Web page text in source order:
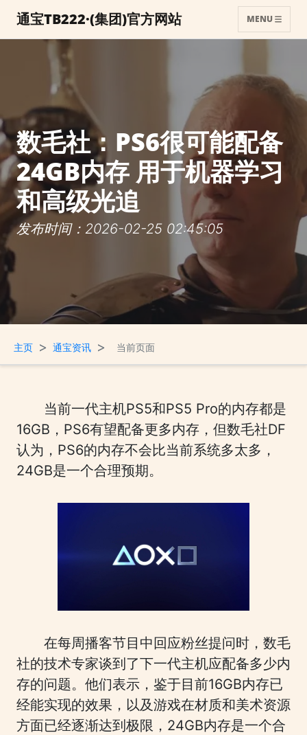
通宝TB222·(集团)官方网站 MENU
数毛社：PS6很可能配备
24GB内存 用于机器学习
和高级光追
发布时间：2026-02-25 02:45:05
主页 > 通宝资讯 > 当前页面
当前一代主机PS5和PS5 Pro的内存都是
16GB，PS6有望配备更多内存，但数毛社DF
认为，PS6的内存不会比当前系统多太多，
24GB是一个合理预期。
在每周播客节目中回应粉丝提问时，数毛
社的技术专家谈到了下一代主机应配备多少内
存的问题。他们表示，鉴于目前16GB内存已
经能实现的效果，以及游戏在材质和美术资源
方面已经逐渐达到极限，24GB内存是一个合